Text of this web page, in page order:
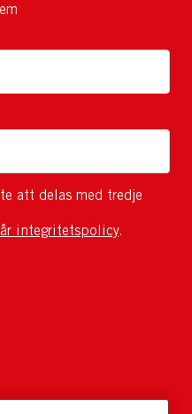
att delas med tredje
integritetspolicy.